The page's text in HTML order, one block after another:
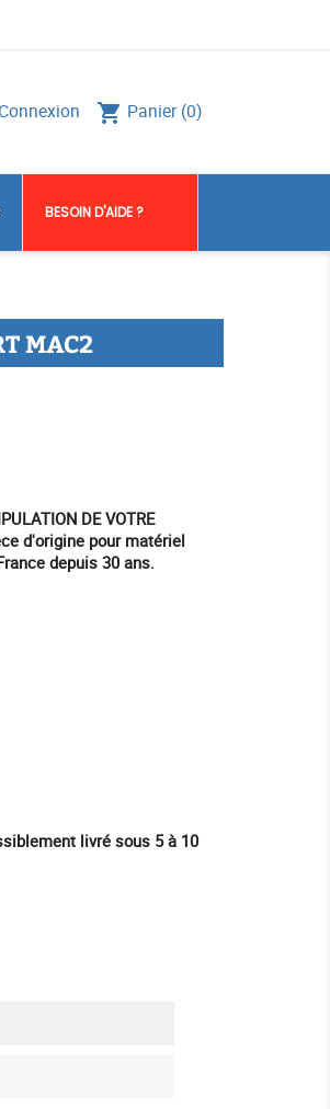
shopping_cart Panier (0)
Connexion
BESOIN D'AIDE ?
MAC2
DE VOTRE
d'origine pour matériel
depuis 30 ans.
livré sous 5 à 10